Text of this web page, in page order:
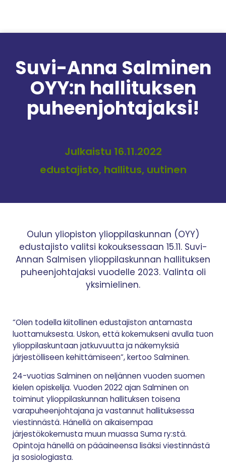
Suvi-Anna Salminen
OYY:n hallituksen
puheenjohtajaksi!
Julkaistu 16.11.2022
edustajisto, hallitus, uutinen
Oulun yliopiston ylioppilaskunnan (OYY)
edustajisto valitsi kokouksessaan 15.11. Suvi-
Annan Salmisen ylioppilaskunnan hallituksen
puheenjohtajaksi vuodelle 2023. Valinta oli
yksimielinen.
“Olen todella kiitollinen edustajiston antamasta
luottamuksesta. Uskon, että kokemukseni avulla tuon
ylioppilaskuntaan jatkuvuutta ja näkemyksiä
järjestölliseen kehittämiseen”, kertoo Salminen.
24-vuotias Salminen on neljännen vuoden suomen
kielen opiskelija. Vuoden 2022 ajan Salminen on
toiminut ylioppilaskunnan hallituksen toisena
varapuheenjohtajana ja vastannut hallituksessa
viestinnästä. Hänellä on aikaisempaa
järjestökokemusta muun muassa Suma ry:stä.
Opintoja hänellä on pääaineensa lisäksi viestinnästä
ja sosiologiasta.